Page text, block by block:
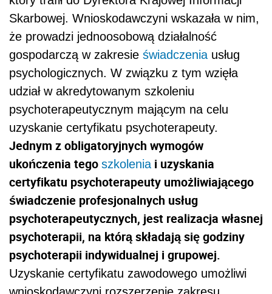
Skarbowej. Wnioskodawczyni wskazała w nim,
że prowadzi jednoosobową działalność
gospodarczą w zakresie świadczenia usług
psychologicznych. W związku z tym wzięła
udział w akredytowanym szkoleniu
psychoterapeutycznym mającym na celu
uzyskanie certyfikatu psychoterapeuty.
Jednym z obligatoryjnych wymogów
ukończenia tego szkoleniai uzyskania
certyfikatu psychoterapeuty umożliwiającego
świadczenie profesjonalnych usług
psychoterapeutycznych, jest realizacja własnej
psychoterapii, na którą składają się godziny
psychoterapii indywidualnej i grupowej.
Uzyskanie certyfikatu zawodowego umożliwi